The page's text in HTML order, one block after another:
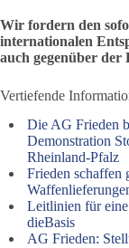
Wir fordern den
internationalen
auch gegenüber der
Vertiefende
Die AG Frieden
Demonstration
Rheinland-Pfalz
Frieden schaffen
Leitlinien für
dieBasis
AG Frieden: